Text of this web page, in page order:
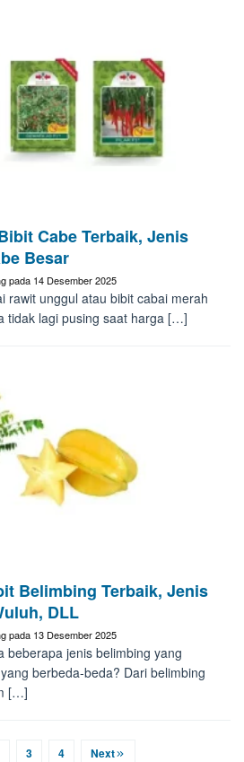
Cabe Terbaik, Jenis
Besar
pada 14 Desember 2025
rawit unggul atau bibit cabai merah
tidak lagi pusing saat harga […]
Belimbing Terbaik, Jenis
DLL
pada 13 Desember 2025
beberapa jenis belimbing yang
berbeda-beda? Dari belimbing
[…]
3 4 Next